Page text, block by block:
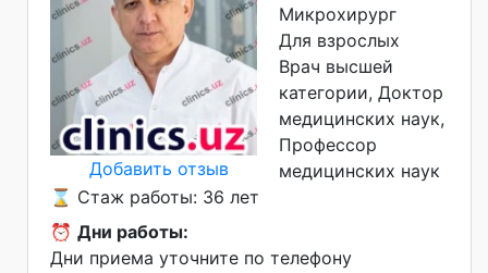
Добавить отзыв
Микрохирург
Для взрослых
Врач высшей
категории Доктор
медицинских наук
Профессор
медицинских наук
⌛ Стаж работы: 36 лет
⏰ Дни работы:
Дни приема уточните по телефону